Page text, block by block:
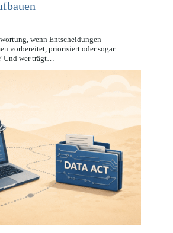
Menschzentrierte
wenn Entscheidungen
vorbereitet, priorisiert oder sogar
Und wer trägt…